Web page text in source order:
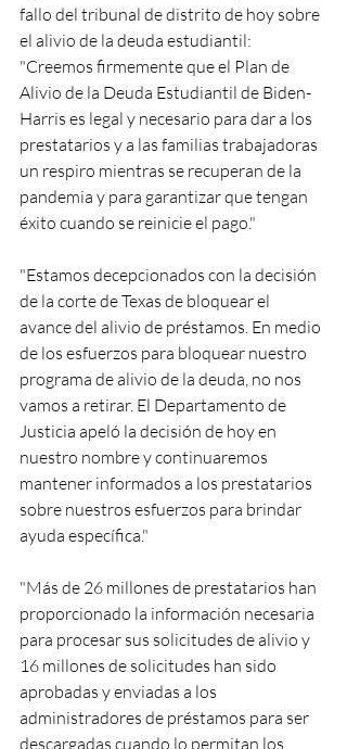
fallo del tribunal de distrito de hoy sobre
el alivio de la deuda estudiantil:
"Creemos firmemente que el Plan de
Alivio de la Deuda Estudiantil de Biden-
Harris es legal y necesario para dar a los
prestatarios y a las familias trabajadoras
un respiro mientras se recuperan de la
pandemia y para garantizar que tengan
éxito cuando se reinicie el pago."
"Estamos decepcionados con la decisión
de la corte de Texas de bloquear el
avance del alivio de préstamos. En medio
de los esfuerzos para bloquear nuestro
programa de alivio de la deuda, no nos
vamos a retirar. El Departamento de
Justicia apeló la decisión de hoy en
nuestro nombre y continuaremos
mantener informados a los prestatarios
sobre nuestros esfuerzos para brindar
ayuda específica."
"Más de 26 millones de prestatarios han
proporcionado la información necesaria
para procesar sus solicitudes de alivio y
16 millones de solicitudes han sido
aprobadas y enviadas a los
administradores de préstamos para ser
descargadas cuando lo permitan los